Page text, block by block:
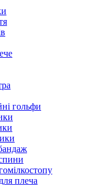
гольфи
плеча